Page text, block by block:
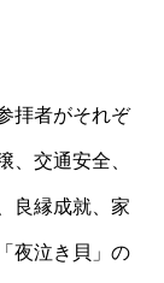
拝者がそれぞ
、交通安全、
良縁成就、家
夜泣き貝」の